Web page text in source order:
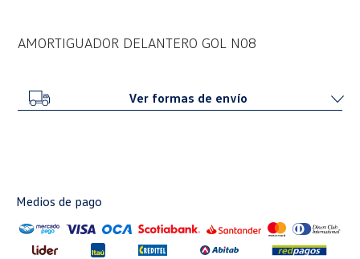
AMORTIGUADOR DELANTERO GOL N08
Ver formas de envío
Medios de pago